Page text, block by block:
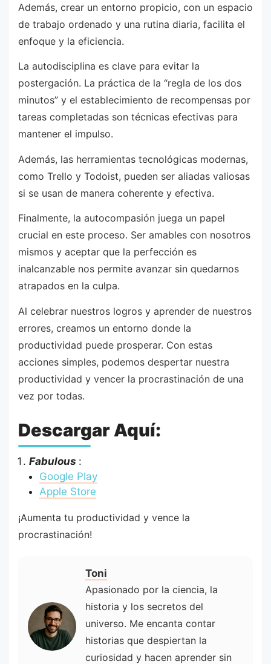
Además, crear un entorno propicio, con un espacio
de trabajo ordenado y una rutina diaria, facilita el
enfoque y la eficiencia.
La autodisciplina es clave para evitar la
postergación. La práctica de la “regla de los dos
minutos” y el establecimiento de recompensas por
tareas completadas son técnicas efectivas para
mantener el impulso.
Además, las herramientas tecnológicas modernas,
como Trello y Todoist, pueden ser aliadas valiosas
si se usan de manera coherente y efectiva.
Finalmente, la autocompasión juega un papel
crucial en este proceso. Ser amables con nosotros
mismos y aceptar que la perfección es
inalcanzable nos permite avanzar sin quedarnos
atrapados en la culpa.
Al celebrar nuestros logros y aprender de nuestros
errores, creamos un entorno donde la
productividad puede prosperar. Con estas
acciones simples, podemos despertar nuestra
productividad y vencer la procrastinación de una
vez por todas.
Descargar Aquí:
Fabulous :
Google Play
Apple Store
¡Aumenta tu productividad y vence la
procrastinación!
Toni
Apasionado por la ciencia, la
historia y los secretos del
universo. Me encanta contar
historias que despiertan la
curiosidad y hacen aprender sin